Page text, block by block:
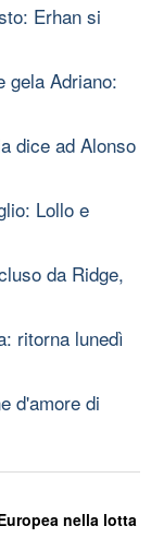
Erhan si
gela Adriano:
dice ad Alonso
Lollo e
da Ridge,
ritorna lunedì
d'amore di
nella lotta